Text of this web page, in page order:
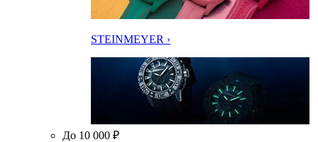
STEINMEYER ›
До 10 000 ₽